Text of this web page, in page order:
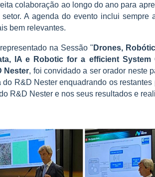
colaboração ao longo do ano para
A agenda do evento inclui sempre
bem relevantes.
na Sessão " Drones,
IA e Robotic for a efficient System
Nester, foi convidado a ser orador neste
R&D Nester enquadrando os restantes
R&D Nester e nos seus resultados e